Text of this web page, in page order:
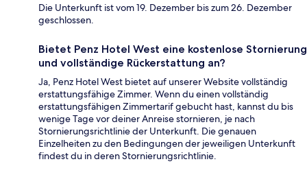
Die Unterkunft ist vom 19. Dezember bis zum 26. Dezember
geschlossen.
Bietet Penz Hotel West eine kostenlose Stornierung
und vollständige Rückerstattung an?
Ja, Penz Hotel West bietet auf unserer Website vollständig
erstattungsfähige Zimmer. Wenn du einen vollständig
erstattungsfähigen Zimmertarif gebucht hast, kannst du bis
wenige Tage vor deiner Anreise stornieren, je nach
Stornierungsrichtlinie der Unterkunft. Die genauen
Einzelheiten zu den Bedingungen der jeweiligen Unterkunft
findest du in deren Stornierungsrichtlinie.